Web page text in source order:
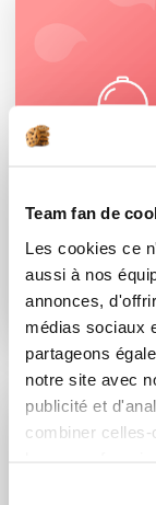
Team fan de
Les cookies ce
aussi à nos
annonces,
médias sociaux
partageons
notre site avec
publicité et
combiner
Nettoyage